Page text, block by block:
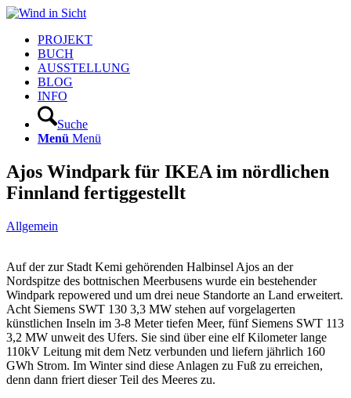
PROJEKT
BUCH
AUSSTELLUNG
BLOG
INFO
Suche
Menü Menü
​Ajos Windpark für IKEA im nördlichen
Finnland fertiggestellt
Allgemein
Auf der zur Stadt Kemi gehörenden Halbinsel Ajos an der
Nordspitze des bottnischen Meerbusens wurde ein bestehender
Windpark repowered und um drei neue Standorte an Land erweitert.
Acht Siemens SWT 130 3,3 MW stehen auf vorgelagerten
künstlichen Inseln im 3-8 Meter tiefen Meer, fünf Siemens SWT 113
3,2 MW unweit des Ufers. Sie sind über eine elf Kilometer lange
110kV Leitung mit dem Netz verbunden und liefern jährlich 160
GWh Strom. Im Winter sind diese Anlagen zu Fuß zu erreichen,
denn dann friert dieser Teil des Meeres zu.